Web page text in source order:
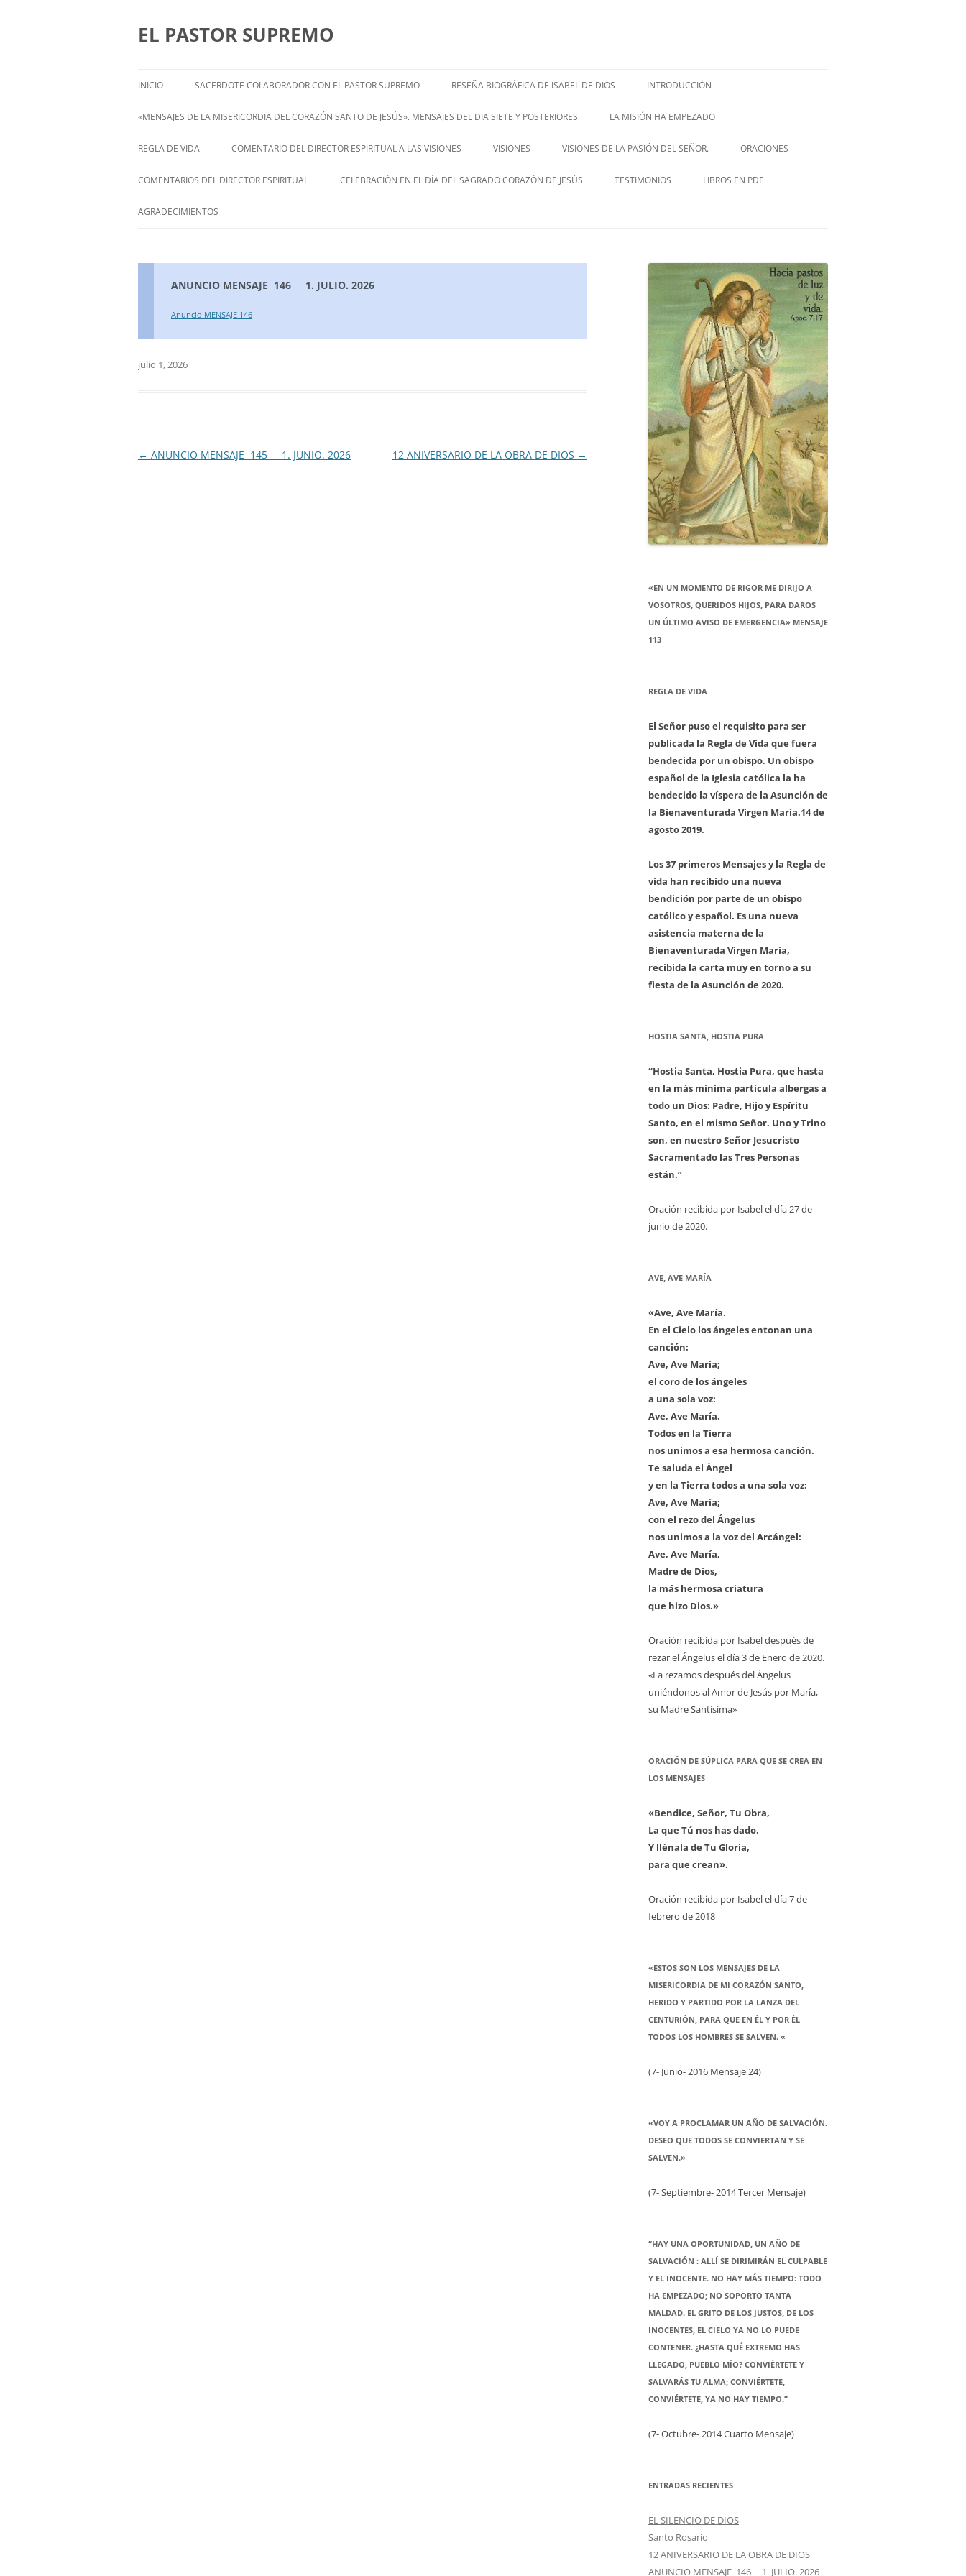
EL PASTOR SUPREMO
INICIO SACERDOTE COLABORADOR CON EL PASTOR SUPREMO RESEÑA BIOGRÁFICA DE ISABEL DE DIOS
ISABEL’S BIOGRAPHY
INTRODUCCIÓN
«MENSAJES DE LA MISERICORDIA DEL CORAZÓN SANTO DE JESÚS». MENSAJES DEL DIA SIETE Y POSTERIORES
ENGLISH
FRANÇAIS
ITALIANI
LA MISIÓN HA EMPEZADO
– ENGLISH –
REGLA DE VIDA COMENTARIO DEL DIRECTOR ESPIRITUAL A LAS VISIONES VISIONES
ENGLISH V
VISIONES DE LA PASIÓN DEL SEÑOR. ORACIONES
VIA CRUCIS
COMENTARIOS DEL DIRECTOR ESPIRITUAL
STATEMENT FROM THE SPIRITUAL
CELEBRACIÓN EN EL DÍA DEL SAGRADO CORAZÓN DE JESÚS TESTIMONIOS LIBROS EN PDF
AGRADECIMIENTOS
ANUNCIO MENSAJE 146 1. JULIO. 2026
Anuncio MENSAJE 146
julio 1, 2026
Navegación
← ANUNCIO MENSAJE 145 1. JUNIO. 2026 12 ANIVERSARIO DE LA OBRA DE DIOS →
«EN UN MOMENTO DE RIGOR ME DIRIJO A
VOSOTROS, QUERIDOS HIJOS, PARA DAROS
UN ÚLTIMO AVISO DE EMERGENCIA» MENSAJE
113
REGLA DE VIDA
El Señor puso el requisito para ser
publicada la Regla de Vida que fuera
bendecida por un obispo. Un obispo
español de la Iglesia católica la ha
bendecido la víspera de la Asunción de
la Bienaventurada Virgen María.14 de
agosto 2019.
Los 37 primeros Mensajes y la Regla de
vida han recibido una nueva
bendición por parte de un obispo
católico y español. Es una nueva
asistencia materna de la
Bienaventurada Virgen María,
recibida la carta muy en torno a su
fiesta de la Asunción de 2020.
HOSTIA SANTA, HOSTIA PURA
“Hostia Santa, Hostia Pura, que hasta
en la más mínima partícula albergas a
todo un Dios: Padre, Hijo y Espíritu
Santo, en el mismo Señor. Uno y Trino
son, en nuestro Señor Jesucristo
Sacramentado las Tres Personas
están.”
Oración recibida por Isabel el día 27 de
junio de 2020.
AVE, AVE MARÍA
«Ave, Ave María.
En el Cielo los ángeles entonan una
canción:
Ave, Ave María;
el coro de los ángeles
a una sola voz:
Ave, Ave María.
Todos en la Tierra
nos unimos a esa hermosa canción.
Te saluda el Ángel
y en la Tierra todos a una sola voz:
Ave, Ave María;
con el rezo del Ángelus
nos unimos a la voz del Arcángel:
Ave, Ave María,
Madre de Dios,
la más hermosa criatura
que hizo Dios.»
Oración recibida por Isabel después de
rezar el Ángelus el día 3 de Enero de 2020.
«La rezamos después del Ángelus
uniéndonos al Amor de Jesús por María,
su Madre Santísima»
ORACIÓN DE SÚPLICA PARA QUE SE CREA EN
LOS MENSAJES
«Bendice, Señor, Tu Obra,
La que Tú nos has dado.
Y llénala de Tu Gloria,
para que crean».
Oración recibida por Isabel el día 7 de
febrero de 2018
«ESTOS SON LOS MENSAJES DE LA
MISERICORDIA DE MI CORAZÓN SANTO,
HERIDO Y PARTIDO POR LA LANZA DEL
CENTURIÓN, PARA QUE EN ÉL Y POR ÉL
TODOS LOS HOMBRES SE SALVEN. «
(7- Junio- 2016 Mensaje 24)
«VOY A PROCLAMAR UN AÑO DE SALVACIÓN.
DESEO QUE TODOS SE CONVIERTAN Y SE
SALVEN.»
(7- Septiembre- 2014 Tercer Mensaje)
“HAY UNA OPORTUNIDAD, UN AÑO DE
SALVACIÓN : ALLÍ SE DIRIMIRÁN EL CULPABLE
Y EL INOCENTE. NO HAY MÁS TIEMPO: TODO
HA EMPEZADO; NO SOPORTO TANTA
MALDAD. EL GRITO DE LOS JUSTOS, DE LOS
INOCENTES, EL CIELO YA NO LO PUEDE
CONTENER. ¿HASTA QUÉ EXTREMO HAS
LLEGADO, PUEBLO MÍO? CONVIÉRTETE Y
SALVARÁS TU ALMA; CONVIÉRTETE,
CONVIÉRTETE, YA NO HAY TIEMPO.”
(7- Octubre- 2014 Cuarto Mensaje)
ENTRADAS RECIENTES
EL SILENCIO DE DIOS
Santo Rosario
12 ANIVERSARIO DE LA OBRA DE DIOS
ANUNCIO MENSAJE 146 1. JULIO. 2026